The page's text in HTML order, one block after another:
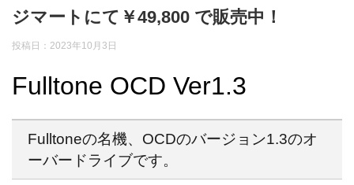
ジマートにて￥49,800 で販売中！
投稿日：2023年10月3日
Fulltone OCD Ver1.3
Fulltoneの名機、OCDのバージョン1.3のオ
ーバードライブです。